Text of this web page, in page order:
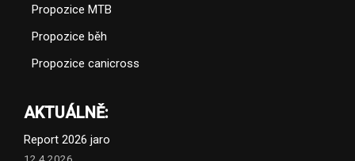
Propozice MTB
Propozice běh
Propozice canicross
AKTUÁLNĚ:
Report 2026 jaro